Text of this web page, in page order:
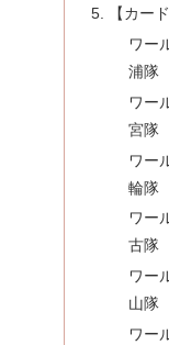
【カー
ワー
浦隊
ワー
宮隊
ワー
輪隊
ワー
古隊
ワー
山隊
ワー